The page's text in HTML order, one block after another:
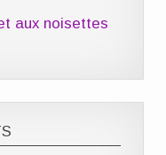
aux noisettes